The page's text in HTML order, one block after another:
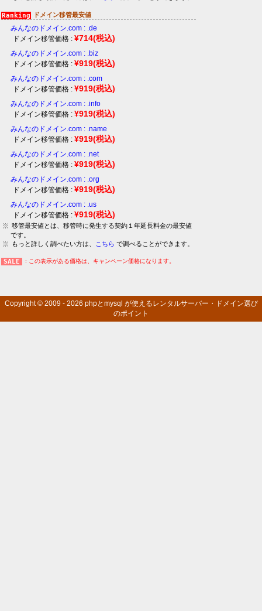
ドメイン移管最安値
みんなのドメイン.com : .de
ドメイン移管価格 : ¥714(税込)
みんなのドメイン.com : .biz
ドメイン移管価格 : ¥919(税込)
みんなのドメイン.com : .com
ドメイン移管価格 : ¥919(税込)
みんなのドメイン.com : .info
ドメイン移管価格 : ¥919(税込)
みんなのドメイン.com : .name
ドメイン移管価格 : ¥919(税込)
みんなのドメイン.com : .net
ドメイン移管価格 : ¥919(税込)
みんなのドメイン.com : .org
ドメイン移管価格 : ¥919(税込)
みんなのドメイン.com : .us
ドメイン移管価格 : ¥919(税込)
移管最安値とは、移管時に発生する契約１年延長料金の最安値
です。
もっと詳しく調べたい方は、
こちら で調べることができます。
: この表示がある価格は、キャンペーン価格になります。
Copyright © 2009 - 2026 phpとmysql が使えるレンタルサーバー・ドメイン選び
のポイント